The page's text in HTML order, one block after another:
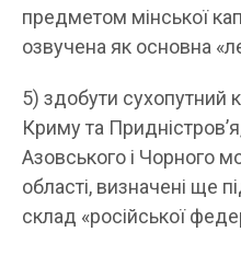
предметом мінської
озвучена як основна
5) здобути сухопутний
Криму та
Азовського і Чорного
області, визначені ще
склад «російської